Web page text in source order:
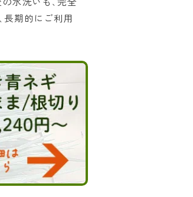
期的にご利用